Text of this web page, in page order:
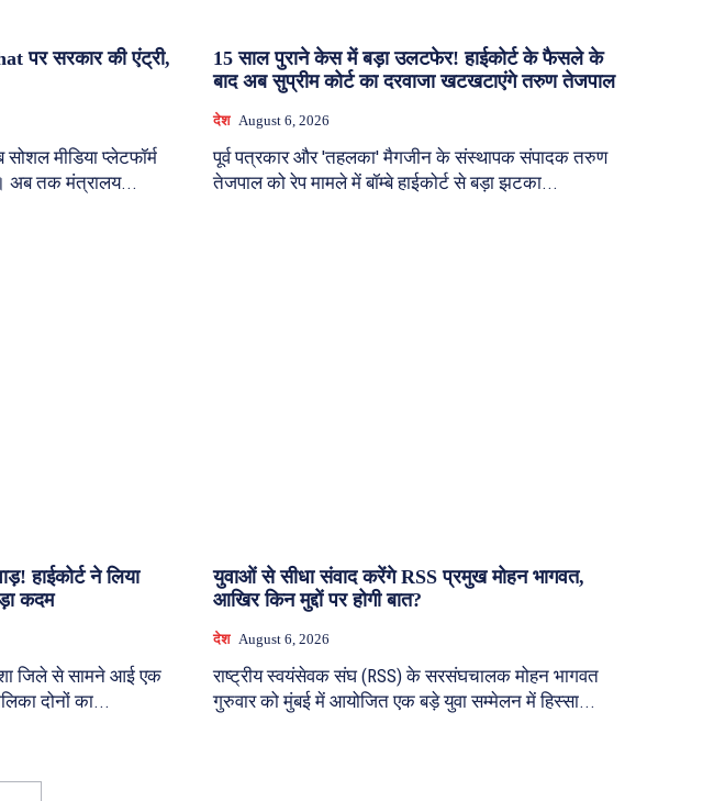
पर सरकार की एंट्री,
मीडिया प्लेटफॉर्म
अब तक मंत्रालय...
15 साल पुराने केस में बड़ा उलटफेर! हाईकोर्ट के फैसले के
बाद अब सुप्रीम कोर्ट का दरवाजा खटखटाएंगे तरुण तेजपाल
देश August 6, 2026
पूर्व पत्रकार और 'तहलका' मैगजीन के संस्थापक संपादक तरुण
तेजपाल को रेप मामले में बॉम्बे हाईकोर्ट से बड़ा झटका...
हाईकोर्ट ने लिया
कदम
जिले से सामने आई एक
दोनों का...
युवाओं से सीधा संवाद करेंगे RSS प्रमुख मोहन भागवत,
आखिर किन मुद्दों पर होगी बात?
देश August 6, 2026
राष्ट्रीय स्वयंसेवक संघ (RSS) के सरसंघचालक मोहन भागवत
गुरुवार को मुंबई में आयोजित एक बड़े युवा सम्मेलन में हिस्सा...